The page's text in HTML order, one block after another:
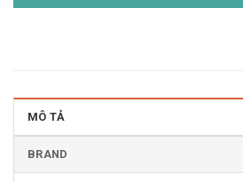
MÔ TẢ
BRAND